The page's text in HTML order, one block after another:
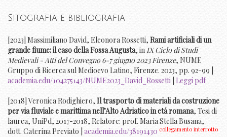
Sitografia e bibliografia
[2023] Massimiliano David, Eleonora Rossetti, Rami artificiali di un
grande fiume: il caso della Fossa Augusta, in IX Ciclo di Studi
Medievali - Atti del Convegno 6-7 giugno 2023 Firenze, NUME
Gruppo di Ricerca sul Medioevo Latino, Firenze. 2023, pp. 92-99 |
academia.edu/104275143/NUME2023_David_Rossetti Leggi pdf
[2018] Veronica Rodighiero, Il trasporto di materiali da costruzione
per via fluviale e marittima nell’Alto Adriatico in etá romana, Tesi di
laurea, UniPd, 2017-2018, Relatore: prof. Maria Stella Busana,
dott. Caterina Previato | academia.edu/38191430 collegamento interrotto